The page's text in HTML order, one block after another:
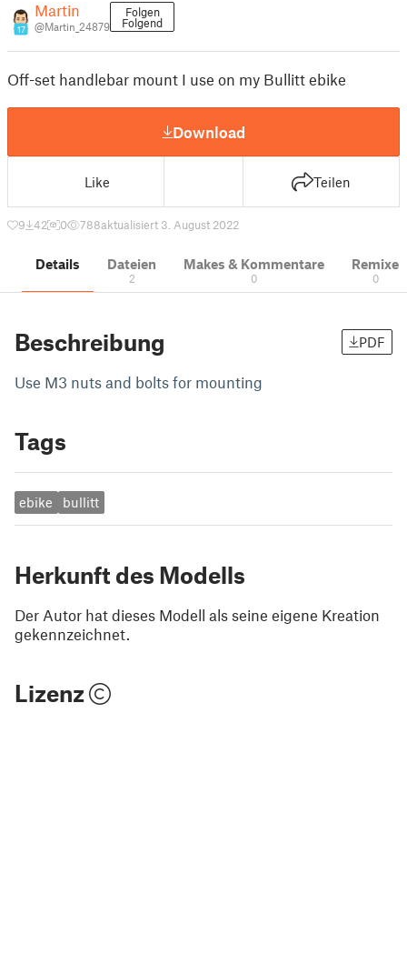
17
Martin
@Martin_24879
Folgen
Folgend
Off-set handlebar mount I use on my Bullitt ebike
Download
Like Teilen
9 42 0 788aktualisiert 3. August 2022
Details Dateien
2
Makes & Kommentare
0
Remixe
0
Beschreibung PDF
Use M3 nuts and bolts for mounting
Tags
ebike bullitt
Herkunft des Modells
Der Autor hat dieses Modell als seine eigene Kreation
gekennzeichnet.
Lizenz